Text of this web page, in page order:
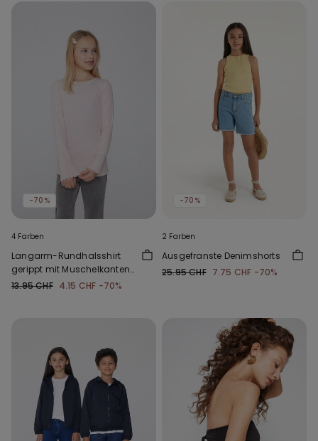
-70%
4 Farben
Langarm-Rundhalsshirt
gerippt mit Muschelkanten
für Mädchen
13.95 CHF 4.15 CHF -70%
-70%
2 Farben
Ausgefranste Denimshorts
25.95 CHF 7.75 CHF -70%